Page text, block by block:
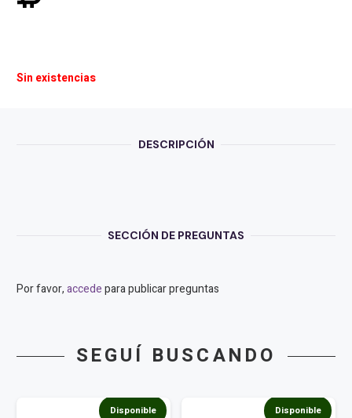
Sin existencias
DESCRIPCIÓN
SECCIÓN DE PREGUNTAS
Por favor,accedepara publicar preguntas
SEGUÍ BUSCANDO
Disponible Disponible